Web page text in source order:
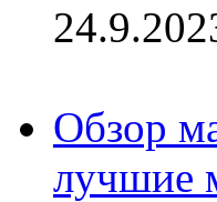
Обзор
лучшие